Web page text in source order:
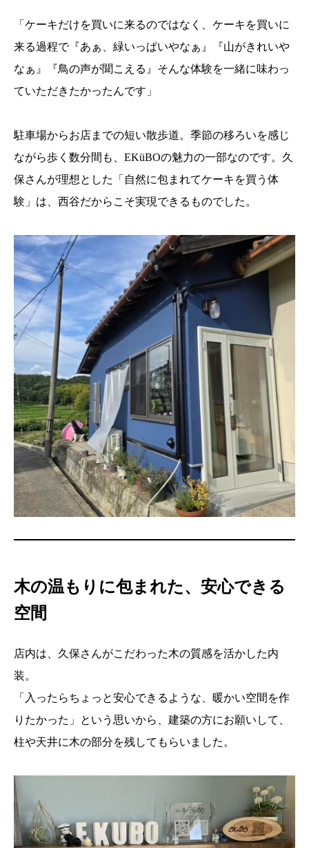
「ケーキだけを買いに来るのではなく、ケーキを買いに
来る過程で『あぁ、緑いっぱいやなぁ』『山がきれいや
なぁ』『鳥の声が聞こえる』そんな体験を一緒に味わっ
ていただきたかったんです」
駐車場からお店までの短い散歩道。季節の移ろいを感じ
ながら歩く数分間も、EKüBOの魅力の一部なのです。久
保さんが理想とした「自然に包まれてケーキを買う体
験」は、西谷だからこそ実現できるものでした。
木の温もりに包まれた、安心できる
空間
店内は、久保さんがこだわった木の質感を活かした内
装。
「入ったらちょっと安心できるような、暖かい空間を作
りたかった」という思いから、建築の方にお願いして、
柱や天井に木の部分を残してもらいました。